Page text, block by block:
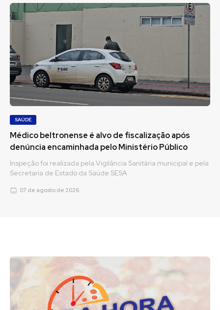
SAÚDE
Médico beltronense é alvo de fiscalização após
denúncia encaminhada pelo Ministério Público
Inspeção foi realizada pela Vigilância Sanitária municipal e pela
Secretaria de Estado da Saúde SESA
07 de agosto de 2026